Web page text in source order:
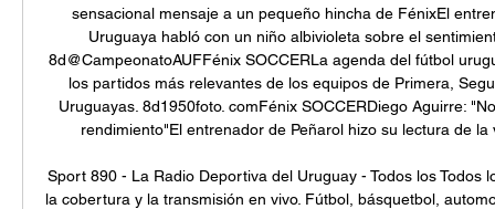
sensacional mensaje a un pequeño hincha de FénixEl
Uruguaya habló con un niño albivioleta sobre el
8d@CampeonatoAUFFénix SOCCERLa agenda del fútbol
los partidos más relevantes de los equipos de Primera,
Uruguayas. 8d1950foto. comFénix SOCCERDiego Aguirre:
rendimiento"El entrenador de Peñarol hizo su lectura de
Sport 890 - La Radio Deportiva del Uruguay - Todos los Todos
la cobertura y la transmisión en vivo. Fútbol, básquetbol,